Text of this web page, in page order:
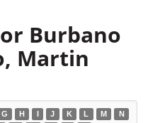
Burbano
Martin
G H I J K L M
N